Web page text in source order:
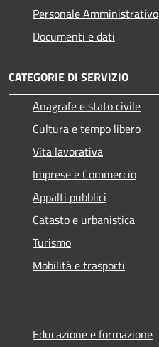
Personale Amministrativo
Documenti e dati
CATEGORIE DI SERVIZIO
Anagrafe e stato civile
Cultura e tempo libero
Vita lavorativa
Imprese e Commercio
Appalti pubblici
Catasto e urbanistica
Turismo
Mobilità e trasporti
Educazione e formazione